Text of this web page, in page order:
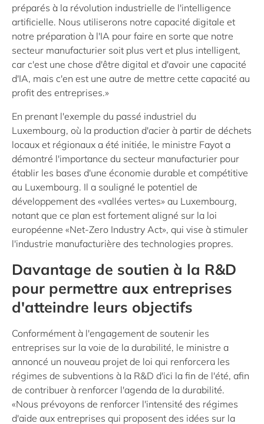
préparés à la révolution industrielle de l'intelligence
artificielle. Nous utiliserons notre capacité digitale et
notre préparation à l'IA pour faire en sorte que notre
secteur manufacturier soit plus vert et plus intelligent,
car c'est une chose d'être digital et d'avoir une capacité
d'IA, mais c'en est une autre de mettre cette capacité au
profit des entreprises.»
En prenant l'exemple du passé industriel du
Luxembourg, où la production d'acier à partir de déchets
locaux et régionaux a été initiée, le ministre Fayot a
démontré l'importance du secteur manufacturier pour
établir les bases d'une économie durable et compétitive
au Luxembourg. Il a souligné le potentiel de
développement des «vallées vertes» au Luxembourg,
notant que ce plan est fortement aligné sur la loi
européenne «Net-Zero Industry Act», qui vise à stimuler
l'industrie manufacturière des technologies propres.
Davantage de soutien à la R&D
pour permettre aux entreprises
d'atteindre leurs objectifs
Conformément à l'engagement de soutenir les
entreprises sur la voie de la durabilité, le ministre a
annoncé un nouveau projet de loi qui renforcera les
régimes de subventions à la R&D d'ici la fin de l'été, afin
de contribuer à renforcer l'agenda de la durabilité.
«Nous prévoyons de renforcer l'intensité des régimes
d'aide aux entreprises qui proposent des idées sur la